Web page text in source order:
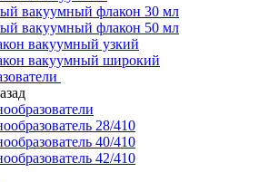
вакуумный флакон 30 мл
вакуумный флакон 50 мл
вакуумный узкий
вакуумный широкий
28/410
40/410
42/410